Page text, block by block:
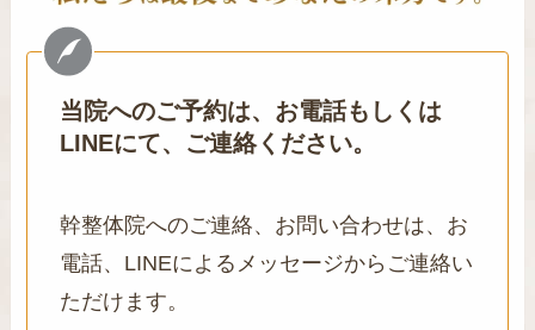
当院へのご予約は、お電話もしくは
LINEにて、ご連絡ください。
幹整体院へのご連絡、お問い合わせは、お
電話、LINEによるメッセージからご連絡い
ただけます。